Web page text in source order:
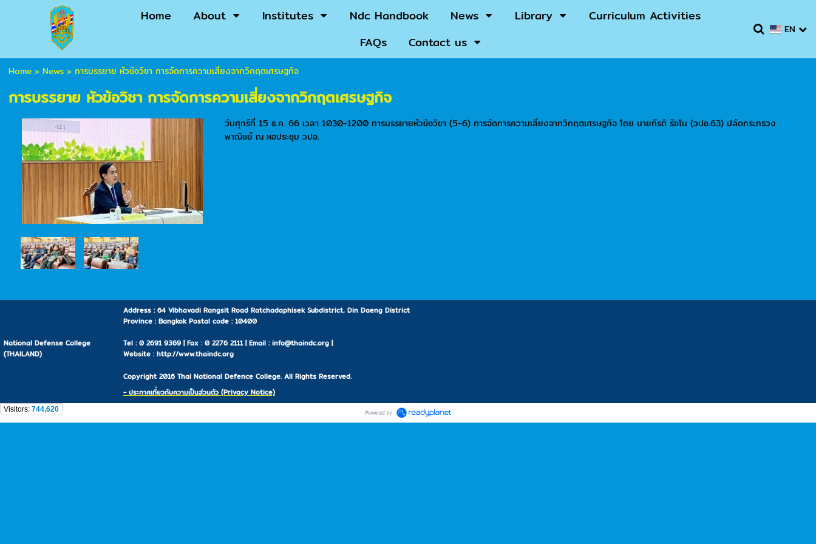
Home About Institutes Ndc Handbook News Library
Curriculum Activities
FAQs
Contact us
EN
Home> News> การบรรยาย หัวข้อวิชา การจัดการความเสี่ยงจากวิกฤตเศรษฐกิจ
การบรรยาย หัวข้อวิชา การจัดการความเสี่ยงจากวิกฤตเศรษฐกิจ
วันศุกร์ที่ 15 ธ.ค. 66 เวลา 1030-1200 การบรรยายหัวข้อวิชา (5-6) การจัดการความเสี่ยงจากวิกฤตเศรษฐกิจ โดย นายกีรติ รัชโน (วปอ.63) ปลัดกระทรวง
พาณิชย์ ณ หอประชุม วปอ.
Address : 64 Vibhavadi Rangsit Road Ratchadaphisek Subdistrict, Din Daeng District
Province : Bangkok Postal code : 10400
National Defense College
(THAILAND)
Tel : 0 2691 9369 | Fax : 0 2276 2111 | Email : info@thaindc.org |
Website : http://www.thaindc.org
Copyright 2016 Thai National Defence College. All Rights Reserved.
- ประกาศเกี่ยวกับความเป็นส่วนตัว (Privacy Notice)
Visitors: 744,620